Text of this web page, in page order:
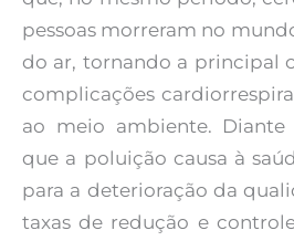
pessoas morreram no
do ar, tornando a principal
complicações
ao meio ambiente. Diante
que a poluição causa à
para a deterioração da
taxas de redução e